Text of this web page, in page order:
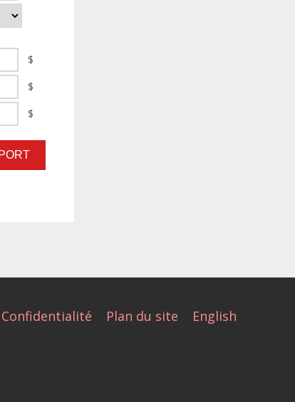
$
$
$
Confidentialité Plan du site English